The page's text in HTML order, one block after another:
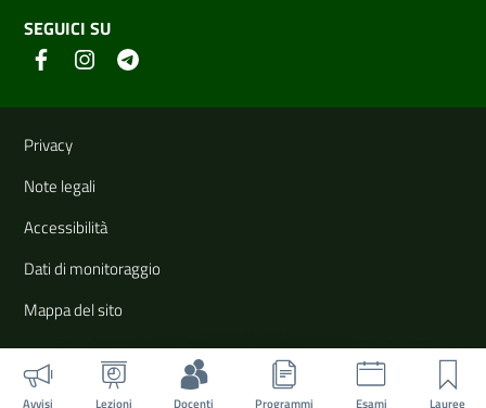
Avvisi Lezioni Docenti Programmi Esami Lauree
SEGUICI SU
Link e informazioni utili
Privacy
Note legali
Accessibilità
Dati di monitoraggio
Mappa del sito